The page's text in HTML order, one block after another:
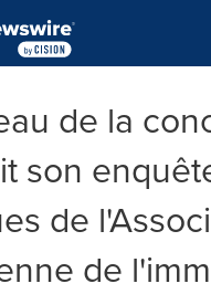
menu
de la
son
de
de